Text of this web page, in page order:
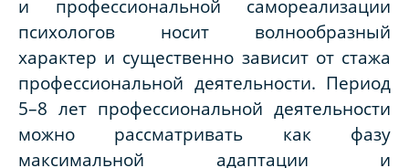
и профессиональной самореализации
психологов носит волнообразный
характер и существенно зависит от стажа
профессиональной деятельности. Период
5–8 лет профессиональной деятельности
можно рассматривать как фазу
максимальной адаптации и